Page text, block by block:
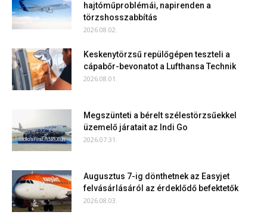
hajtóműproblémái, napirenden a
törzshosszabbítás
2026.08.02.
Keskenytörzsű repülőgépen teszteli a
cápabőr-bevonatot a Lufthansa Technik
2026.08.01.
Megszünteti a bérelt szélestörzsűekkel
üzemelő járatait az Indi Go
2026.07.31.
Augusztus 7-ig dönthetnek az Easyjet
felvásárlásáról az érdeklődő befektetők
2026.08.03.